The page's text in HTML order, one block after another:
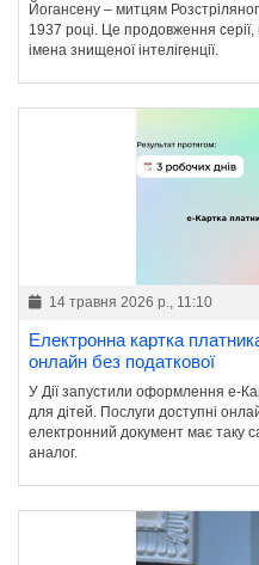
Йогансену – митцям
1937 році. Це продовження
імена знищеної інтелігенції.
14 травня 2026 р., 11:10
Електронна картка
онлайн без податкової
У Дії запустили оформлення е-
для дітей. Послуги доступні
електронний документ має таку
аналог.